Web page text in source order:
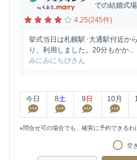
での結婚式
4.25(245件)
挙式当日は札幌駅･大通駅付近か
り、利用しました。20分もかか...
みにみにちびさん
今日 8土 9 日 10月
※問合せ可の場合でも、確実に予約できるわ
空